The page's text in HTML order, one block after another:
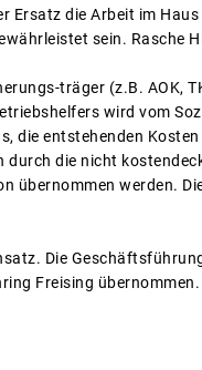
Ersatz die Arbeit im
sein. Rasche
träger (z.B. AOK,
wird vom
die entstehenden
die nicht
übernommen werden.
Die
Freising übernommen.